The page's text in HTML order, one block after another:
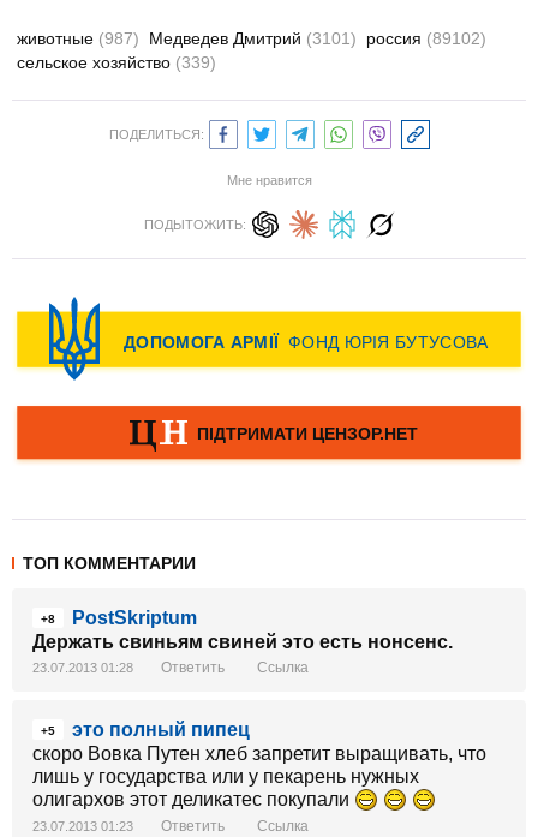
животные (987) Медведев Дмитрий (3101) россия (89102)
сельское хозяйство (339)
ПОДЕЛИТЬСЯ:
Мне нравится
ПОДЫТОЖИТЬ:
ТОП КОММЕНТАРИИ
+8
PostSkriptum
Держать свиньям свиней это есть нонсенс.
23.07.2013 01:28 Ответить Ссылка
+5
это полный пипец
скоро Вовка Путен хлеб запретит выращивать, что
лишь у государства или у пекарень нужных
олигархов этот деликатес покупали
23.07.2013 01:23 Ответить Ссылка